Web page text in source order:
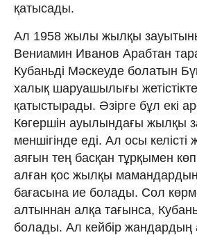
қатысады.
Ал 1958 жылы жылқы
Вениамин Иванов Арабтан
Кубаньді Мәскеуде болатын
халық шаруашылығы
қатыстырады. Әзірге бұл екі
Көгершін ауылындағы жылқы
меншігінде еді. Ал осы келісті
аяғын тең басқан тұрқымен
алған қос жылқы
бағасына ие болады. Сол
алтыннан алқа тағынса,
болады. Ал кейбір жандардың